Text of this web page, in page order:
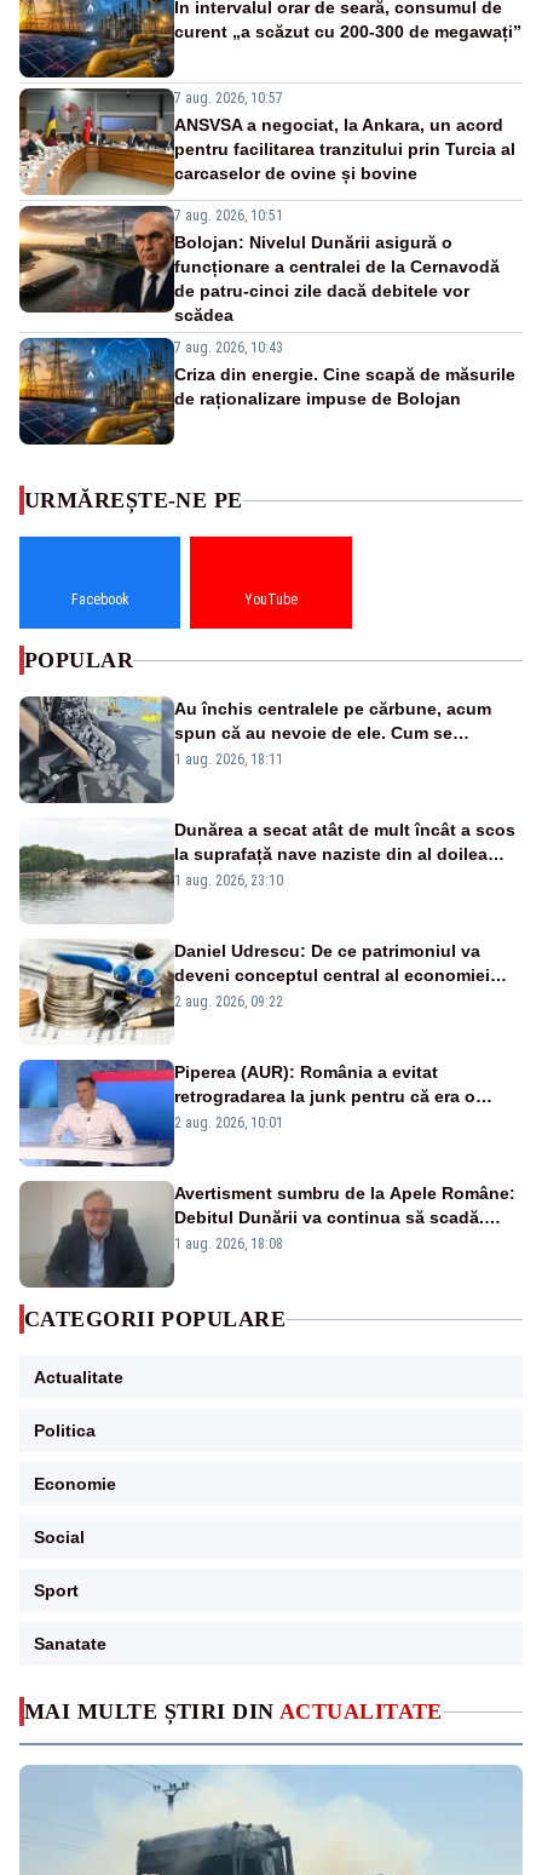
În intervalul orar de seară, consumul de
curent „a scăzut cu 200-300 de megawați”
7 aug. 2026, 10:57
ANSVSA a negociat, la Ankara, un acord
pentru facilitarea tranzitului prin Turcia al
carcaselor de ovine și bovine
7 aug. 2026, 10:51
Bolojan: Nivelul Dunării asigură o
funcționare a centralei de la Cernavodă
de patru-cinci zile dacă debitele vor
scădea
7 aug. 2026, 10:43
Criza din energie. Cine scapă de măsurile
de raționalizare impuse de Bolojan
MAI MULTE ȘTIRI DIN ACTUALITATE
URMĂREȘTE-NE PE
Facebook YouTube
POPULAR
Au închis centralele pe cărbune, acum
spun că au nevoie de ele. Cum se
pasează vina în plină criză energetică
1 aug. 2026, 18:11
Dunărea a secat atât de mult încât a scos
la suprafață nave naziste din al doilea
război mondial
1 aug. 2026, 23:10
Daniel Udrescu: De ce patrimoniul va
deveni conceptul central al economiei
viitoare?
2 aug. 2026, 09:22
Piperea (AUR): România a evitat
retrogradarea la junk pentru că era o
catastrofă pentru bănci și fondurile de
2 aug. 2026, 10:01
Avertisment sumbru de la Apele Române:
Debitul Dunării va continua să scadă.
Cernavodă s-ar putea închide în 4 zile
1 aug. 2026, 18:08
CATEGORII POPULARE
Actualitate
Politica
Economie
Social
Sport
Sanatate